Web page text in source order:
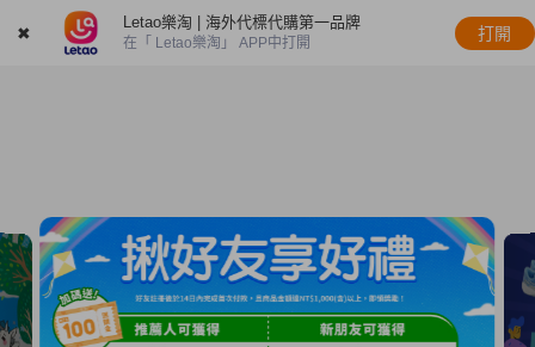
✖
Letao樂淘 | 海外代標代購第一品牌
在「 Letao樂淘」 APP中打開
打開